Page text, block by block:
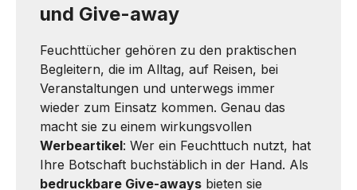
und Give-away
Feuchttücher gehören zu den praktischen
Begleitern, die im Alltag, auf Reisen, bei
Veranstaltungen und unterwegs immer
wieder zum Einsatz kommen. Genau das
macht sie zu einem wirkungsvollen
Werbeartikel: Wer ein Feuchttuch nutzt, hat
Ihre Botschaft buchstäblich in der Hand. Als
bedruckbare Give-aways bieten sie